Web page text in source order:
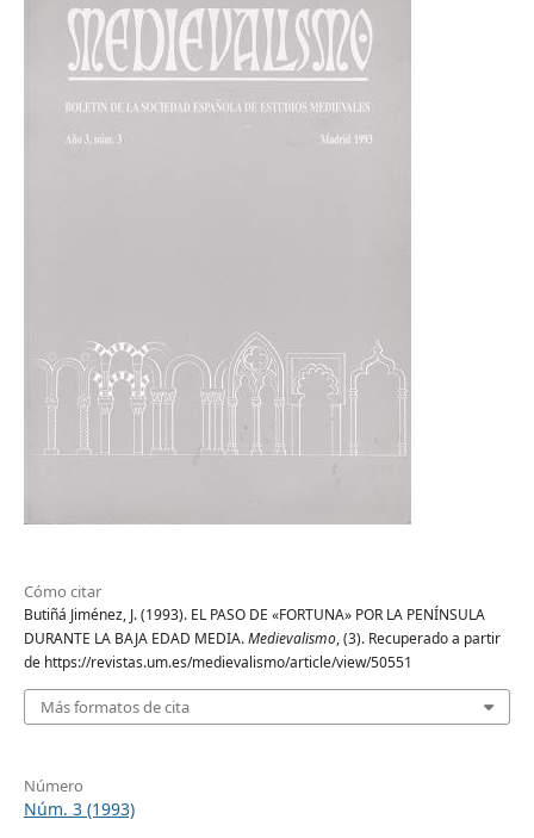
Cómo citar
Butiñá Jiménez, J. (1993). EL PASO DE «FORTUNA» POR LA PENÍNSULA
DURANTE LA BAJA EDAD MEDIA.Medievalismo, (3). Recuperado a partir
de https://revistas.um.es/medievalismo/article/view/50551
Más formatos de cita
Número
Núm. 3 (1993)